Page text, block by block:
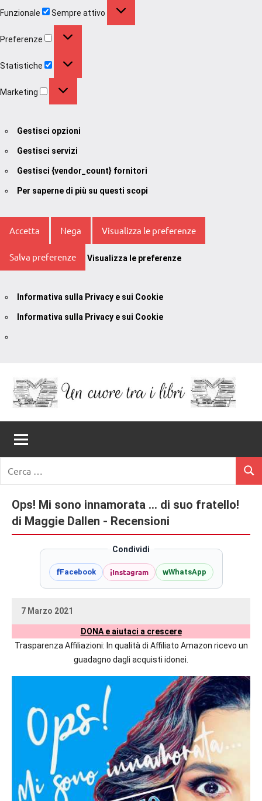
Funzionale Sempre attivo
Preferenze
Statistiche
Marketing
Gestisci opzioni
Gestisci servizi
Gestisci {vendor_count} fornitori
Per saperne di più su questi scopi
Accetta Nega Visualizza le preferenze
Salva preferenze Visualizza le preferenze
Informativa sulla Privacy e sui Cookie
Informativa sulla Privacy e sui Cookie
contenuto
Un
Cuore
Tra
I
Libri
romanzi
romance
e
non
solo.
Recensioni,
anteprime,
delle
autrici
per:
Ops! Mi sono innamorata … di suo fratello!
di Maggie Dallen - Recensioni
Condividi
fFacebook iInstagram wWhatsApp
7 Marzo 2021
DONA e aiutaci a crescere
Trasparenza Affiliazioni: In qualità di Affiliato Amazon ricevo un
guadagno dagli acquisti idonei.